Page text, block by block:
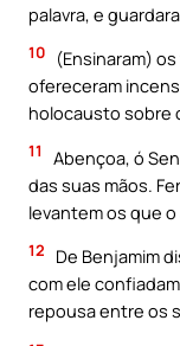
palavra, e
10
(Ensinaram)
ofereceram
holocausto sobre
11
Abençoa, ó
das suas mãos.
levantem os que
12
De Benjamim
com ele
repousa entre os